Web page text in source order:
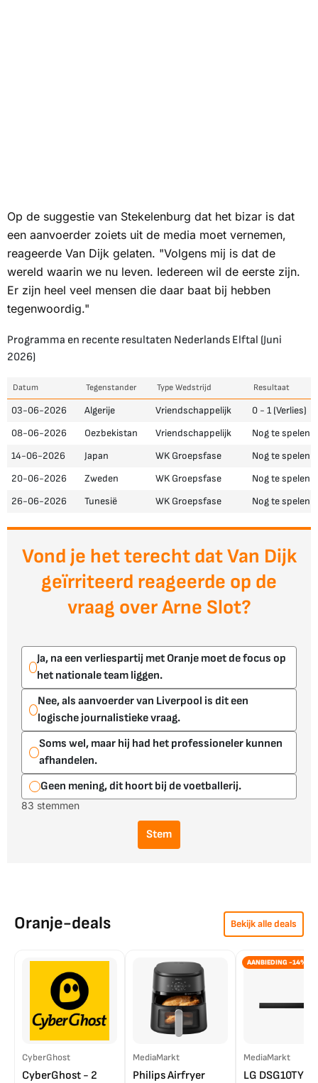
Op de suggestie van Stekelenburg dat het bizar is dat
een aanvoerder zoiets uit de media moet vernemen,
reageerde Van Dijk gelaten. "Volgens mij is dat de
wereld waarin we nu leven. Iedereen wil de eerste zijn.
Er zijn heel veel mensen die daar baat bij hebben
tegenwoordig."
Programma en recente resultaten Nederlands Elftal (Juni
2026)
Datum Tegenstander Type Wedstrijd Resultaat
03-06-2026 Algerije Vriendschappelijk
0 - 1 (Verlies)
08-06-2026
Oezbekistan Vriendschappelijk
Nog te spelen
14-06-2026
Japan WK Groepsfase
Nog te spelen
20-06-2026
Zweden WK Groepsfase
Nog te spelen
26-06-2026
Tunesië WK Groepsfase Nog te spelen
Vond je het terecht dat Van Dijk
geïrriteerd reageerde op de
vraag over Arne Slot?
Ja, na een verliespartij met Oranje moet de focus op
het nationale team liggen.
Nee, als aanvoerder van Liverpool is dit een
logische journalistieke vraag.
Soms wel, maar hij had het professioneler kunnen
afhandelen.
Geen mening, dit hoort bij de voetballerij.
83 stemmen
Stem
Oranje-deals Bekijk alle deals
CyberGhost
CyberGhost - 2
MediaMarkt
Philips Airfryer
AANBIEDING -14%
MediaMarkt
LG DSG10TY